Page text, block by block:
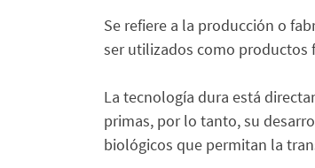
Se refiere a la producción o
ser utilizados como productos
La tecnología dura está
primas, por lo tanto, su
biológicos que permitan la